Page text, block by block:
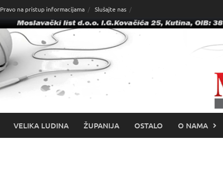
Pravo na pristup informacijama Slušajte nas
VELIKA LUDINA ŽUPANIJA OSTALO O NAMA